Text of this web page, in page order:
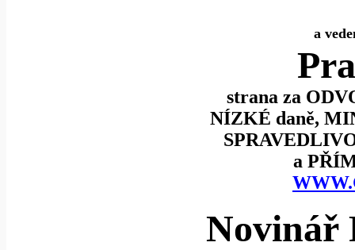
a
strana za
NÍZKÉ daně,
a
Novinář